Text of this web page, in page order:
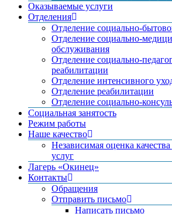
Оказываемые услуги
Отделения
Отделение социально-
Отделение социально-
обслуживания
Отделение социально-
реабилитации
Отделение интенсивного
Отделение реабилитации
Отделение социально-
Социальная занятость
Режим работы
Наше качество
Независимая оценка
услуг
Лагерь «Окинец»
Контакты
Обращения
Отправить письмо
Написать письмо